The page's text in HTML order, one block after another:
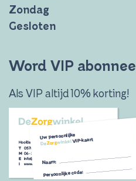
Zondag
Gesloten
Word VIP abonnee
Als VIP altijd 10% korting!